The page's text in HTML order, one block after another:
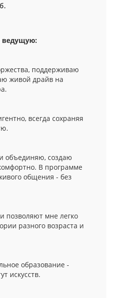
ведущую:
поддерживаю
живой драйв на
всегда сохраняя
объединяю, создаю
В программе
общения - без
позволяют мне легко
разного возраста и
образование -
искусств.